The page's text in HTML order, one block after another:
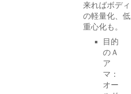
来ればボディ
の軽量化、低
重心化も。
目的
のＡ
ア
マ：
オー